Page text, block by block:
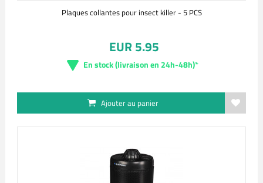
Plaques collantes pour insect killer - 5 PCS
EUR 5.95
En stock (livraison en 24h-48h)*
Ajouter au panier